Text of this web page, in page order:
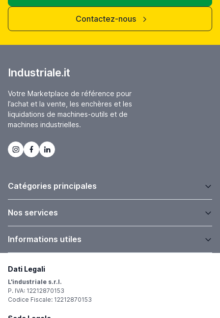
Contactez-nous
Industriale.it
Votre Marketplace de référence pour
l’achat et la vente, les enchères et les
liquidations de machines-outils et de
machines industrielles.
Catégories principales
Nos services
Informations utiles
Dati Legali
L'industriale s.r.l.
P. IVA: 12212870153
Codice Fiscale: 12212870153